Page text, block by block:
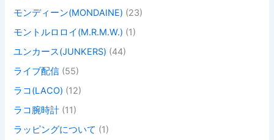
モンディーン(MONDAINE) (23)
モントルロロイ(M.R.M.W.) (1)
ユンカース(JUNKERS) (44)
ライブ配信 (55)
ラコ(LACO) (12)
ラコ腕時計 (11)
ラッピングについて (1)